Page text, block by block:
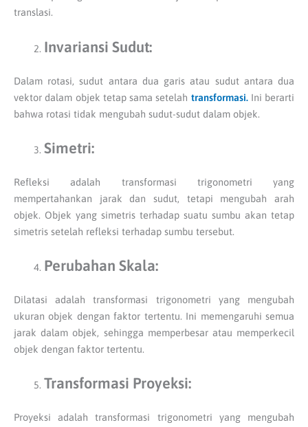
translasi.
Invariansi Sudut:
Dalam rotasi, sudut antara dua garis atau sudut antara dua
vektor dalam objek tetap sama setelah transformasi.Ini berarti
bahwa rotasi tidak mengubah sudut-sudut dalam objek.
Simetri:
Refleksi adalah transformasi trigonometri yang
mempertahankan jarak dan sudut, tetapi mengubah arah
objek. Objek yang simetris terhadap suatu sumbu akan tetap
simetris setelah refleksi terhadap sumbu tersebut.
Perubahan Skala:
Dilatasi adalah transformasi trigonometri yang mengubah
ukuran objek dengan faktor tertentu. Ini memengaruhi semua
jarak dalam objek, sehingga memperbesar atau memperkecil
objek dengan faktor tertentu.
Transformasi Proyeksi:
Proyeksi adalah transformasi trigonometri yang mengubah